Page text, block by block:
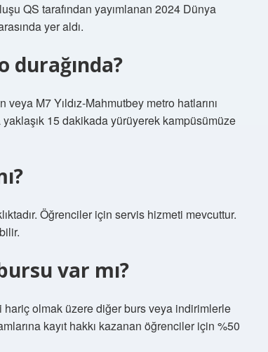
QS tarafından yayımlanan 2024 Dünya
yer aldı.
durağında?
M7 Yıldız-Mahmutbey metro hatlarını
15 dakikada yürüyerek kampüsümüze
Öğrenciler için servis hizmeti mevcuttur.
var mı?
hariç olmak üzere diğer burs veya indirimlerle
kayıt hakkı kazanan öğrenciler için %50